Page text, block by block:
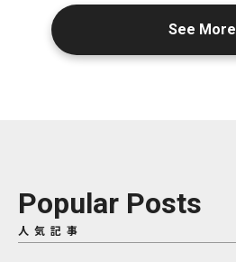
See More
Popular Posts
人気記事